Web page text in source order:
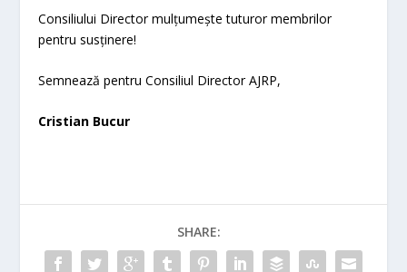
Consiliului Director mulțumește tuturor membrilor
pentru susținere!
Semnează pentru Consiliul Director AJRP,
Cristian Bucur
SHARE: